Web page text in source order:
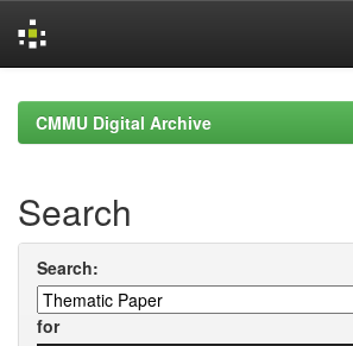
navigationCMMU Digital Archive
Search
Search:
for